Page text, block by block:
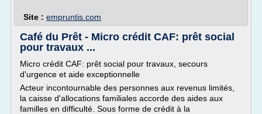
Site : empruntis.com
Café du Prêt - Micro crédit CAF: prêt social
pour travaux ...
Micro crédit CAF: prêt social pour travaux, secours
d'urgence et aide exceptionnelle
Acteur incontournable des personnes aux revenus limités,
la caisse d'allocations familiales accorde des aides aux
familles en difficulté. Sous forme de crédit à la